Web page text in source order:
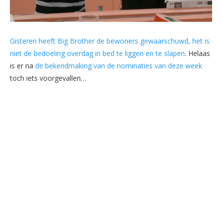
Gisteren heeft Big Brother de bewoners gewaarschuwd, het is
niet de bedoeling overdag in bed te liggen en te slapen. Helaas
is er na de bekendmaking van de nominaties van deze week
toch iets voorgevallen…